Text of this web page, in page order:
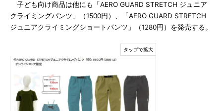
子ども向け商品は他にも「AERO GUARD STRETCH ジュニア
クライミングパンツ」（1500円）、「AERO GUARD STRETCH
ジュニアクライミングショートパンツ」（1280円）を発売する。